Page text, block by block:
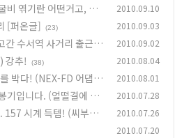
비 엮기란 어떤거고, 어
떻게 혜택을 볼 수 있을까요? [개념 퍼온글]
2010.09.10
[퍼온글] (23) 2010.09.03
수서역 사거리 출근
2010.09.02
강추! (38) 2010.08.04
박다! (NEX-FD 어댑터
2010.08.01
기입니다. (얼떨결에 면
2010.07.28
시계 득템! (씨부란
2010.07.26
2010.07.20